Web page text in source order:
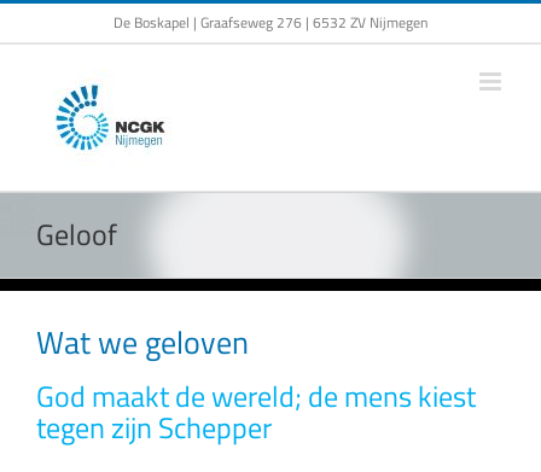
Ga
naar
De Boskapel | Graafseweg 276 | 6532 ZV Nijmegen
Geloof
Wat we geloven
God maakt de wereld; de mens kiest
tegen zijn Schepper